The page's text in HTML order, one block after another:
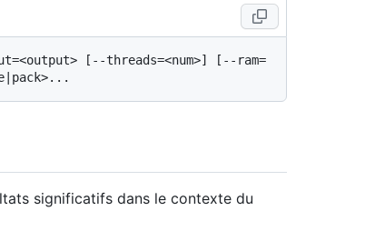
[--threads=<num>] [--ram=
significatifs dans le contexte du